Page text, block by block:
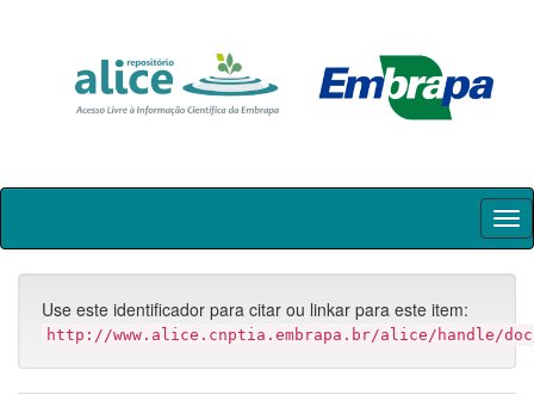
Skip
Use este identificador para citar ou linkar para este item:
http://www.alice.cnptia.embrapa.br/alice/handle/